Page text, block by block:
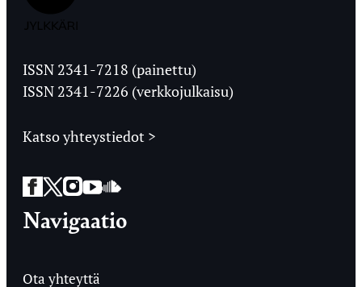
Ylioppilaslehti
ISSN 2341-7218 (painettu)
ISSN 2341-7226 (verkkojulkaisu)
Katso yhteystiedot >
Facebook
Twitter
Instagram
YouTube
SoundCloud
Navigaatio
Ota yhteyttä